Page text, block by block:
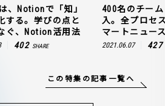
、Notionで「知」
する。学びの点と
ぐ、Notion活用法
402 SHARE
400名のチー
入。全プロセ
マートニュー
2021.06.07 427
この特集の記事一覧へ